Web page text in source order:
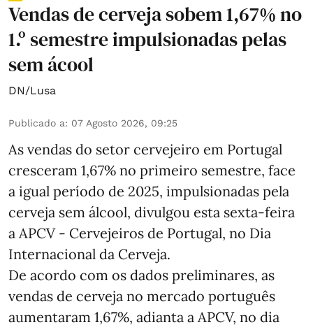
Vendas de cerveja sobem 1,67% no
1.º semestre impulsionadas pelas
sem ácool
DN/Lusa
Publicado a: 07 Agosto 2026, 09:25
As vendas do setor cervejeiro em Portugal
cresceram 1,67% no primeiro semestre, face
a igual período de 2025, impulsionadas pela
cerveja sem álcool, divulgou esta sexta-feira
a APCV - Cervejeiros de Portugal, no Dia
Internacional da Cerveja.
De acordo com os dados preliminares, as
vendas de cerveja no mercado português
aumentaram 1,67%, adianta a APCV, no dia